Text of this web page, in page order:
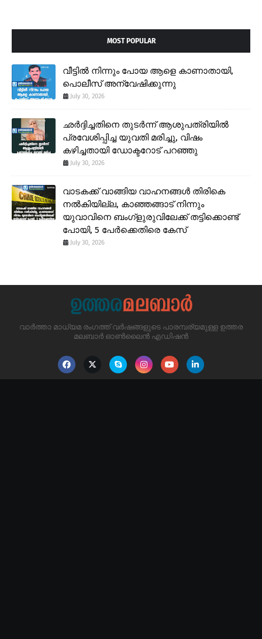
MOST POPULAR
വീട്ടിൽ നിന്നും പോയ ആളെ കാണാതായി,
പൊലീസ് അന്വേഷിക്കുന്നു
July 30, 2026
ഛർദ്ദിച്ചതിനെ തുടർന്ന് ആശുപത്രിയിൽ
പ്രവേശിപ്പിച്ച യുവതി മരിച്ചു, വിഷം
കഴിച്ചതായി ഡോക്ടറോട് പറഞ്ഞു
July 30, 2026
വാടകക്ക് വാങ്ങിയ വാഹനങ്ങൾ തിരികെ
നൽകിയില്ല, കാഞ്ഞങ്ങാട് നിന്നും
യുവാവിനെ ബംഗ്ളുരുവിലേക്ക് തട്ടിക്കൊണ്ട്
പോയി, 5 പേർക്കെതിരെ കേസ്
July 30, 2026
വാർത്താ മാധ്യമ രംഗത്ത് വർഷങ്ങളുടെ പാരമ്പര്യമുള്ള ഉത്തര
മലബാർ ഓൺലൈൻ എഡിഷൻ